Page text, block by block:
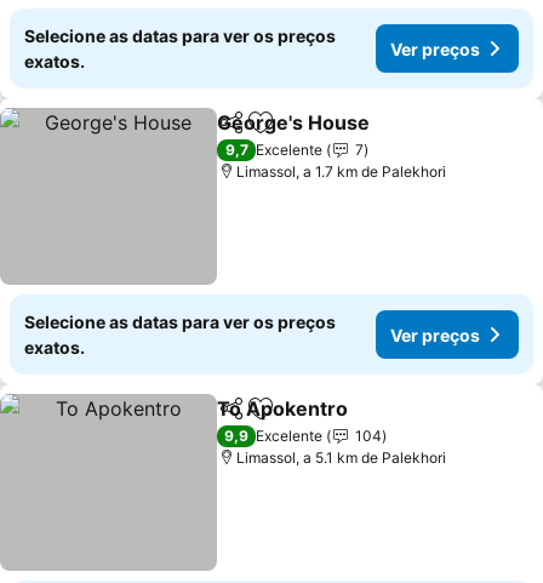
Selecione as datas para ver os preços
exatos.
Ver preços
PartilharAdicionar aos favoritos
George's House
9,7 Excelente
7
Limassol, a 1.7 km de Palekhori
Selecione as datas para ver os preços
exatos.
Ver preços
PartilharAdicionar aos favoritos
To Apokentro
9,9 Excelente
104
Limassol, a 5.1 km de Palekhori